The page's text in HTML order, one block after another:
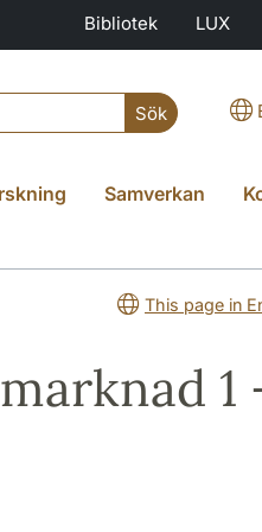
Bibliotek LUX
Sök
Samverkan
This page in
1